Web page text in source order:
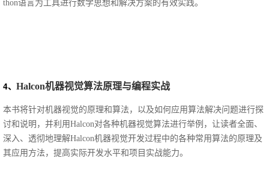
thon语言为工具进行数学思想和解决方案的有效实践。
4、 Halcon机器视觉算法原理与编程实战
本书将针对机器视觉的原理和算法，以及如何应用算法解决问题进行探
讨和说明，并利用Halcon对各种机器视觉算法进行举例，让读者全面、
深入、透彻地理解Halcon机器视觉开发过程中的各种常用算法的原理及
其应用方法，提高实际开发水平和项目实战能力。